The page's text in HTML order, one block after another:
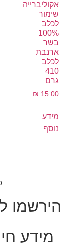
אקוליברייה
שימור
לכלב
100%
בשר
ארנבת
לכלב
410
גרם
₪ 15.00
מידע
נוסף
הירשמו
מידע